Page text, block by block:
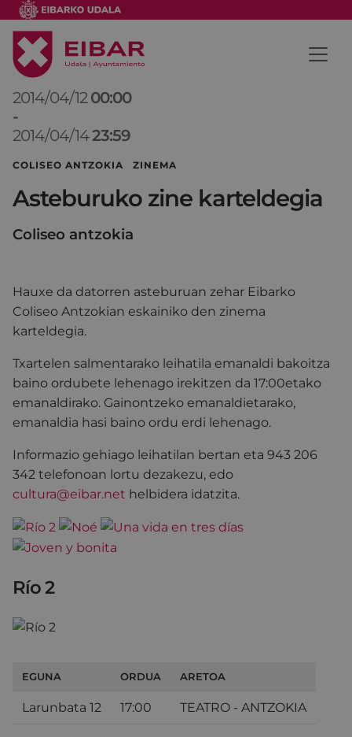
2014/04/12 00:00
-
2014/04/1423:59
COLISEO ANTZOKIA ZINEMA
Asteburuko zine karteldegia
Coliseo antzokia
Hauxe da datorren asteburuan zehar Eibarko
Coliseo Antzokian eskainiko den zinema
karteldegia.
Txartelen salmentarako leihatila emanaldi bakoitza
baino ordubete lehenago irekitzen da 17:00etako
emanaldirako. Gainontzeko emanaldietarako,
emanaldia hasi baino ordu erdi lehenago.
Informazio gehiago leihatilan bertan eta 943 206
342 telefonoan lortu dezakezu, edo
cultura@eibar.net helbidera idatzita.
Río 2
EGUNA ORDUA ARETOA
Larunbata 12 17:00 TEATRO - ANTZOKIA